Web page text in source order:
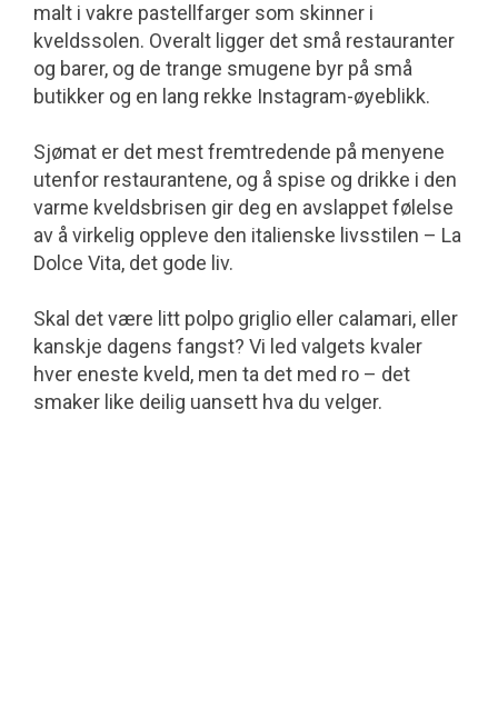
malt i vakre pastellfarger som skinner i
kveldssolen. Overalt ligger det små restauranter
og barer, og de trange smugene byr på små
butikker og en lang rekke Instagram-øyeblikk.
Sjømat er det mest fremtredende på menyene
utenfor restaurantene, og å spise og drikke i den
varme kveldsbrisen gir deg en avslappet følelse
av å virkelig oppleve den italienske livsstilen – La
Dolce Vita, det gode liv.
Skal det være litt polpo griglio eller calamari, eller
kanskje dagens fangst? Vi led valgets kvaler
hver eneste kveld, men ta det med ro – det
smaker like deilig uansett hva du velger.